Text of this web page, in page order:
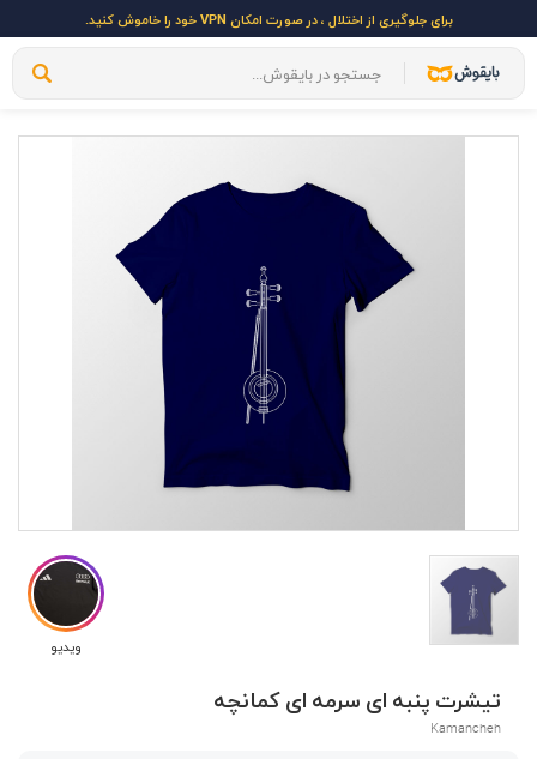
برای جلوگیری از اختلال ، در صورت امکان VPN خود را خاموش کنید.
ویدیو
تیشرت پنبه ای سرمه ای کمانچه
Kamancheh